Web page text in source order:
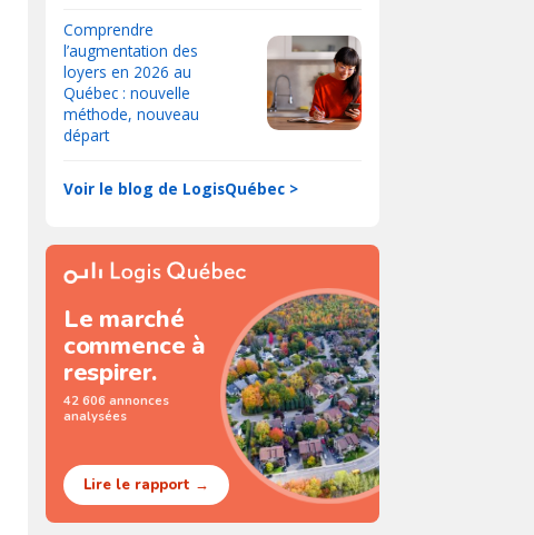
Comprendre
l’augmentation des
loyers en 2026 au
Québec : nouvelle
méthode, nouveau
départ
Voir le blog de LogisQuébec >
Le marché
commence à
respirer.
42 606 annonces
analysées
Lire le rapport →